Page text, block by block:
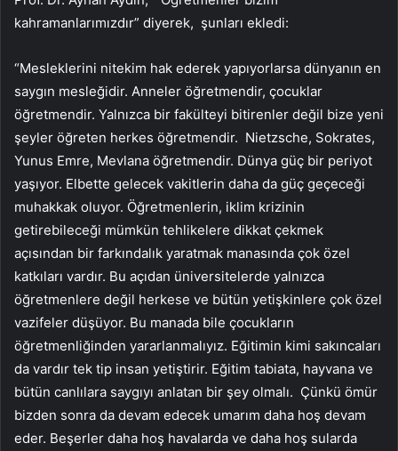
kahramanlarımızdır” diyerek, şunları ekledi:
“Mesleklerini nitekim hak ederek yapıyorlarsa dünyanın en
saygın mesleğidir. Anneler öğretmendir, çocuklar
öğretmendir. Yalnızca bir fakülteyi bitirenler değil bize yeni
şeyler öğreten herkes öğretmendir. Nietzsche, Sokrates,
Yunus Emre, Mevlana öğretmendir. Dünya güç bir periyot
yaşıyor. Elbette gelecek vakitlerin daha da güç geçeceği
muhakkak oluyor. Öğretmenlerin, iklim krizinin
getirebileceği mümkün tehlikelere dikkat çekmek
açısından bir farkındalık yaratmak manasında çok özel
katkıları vardır. Bu açıdan üniversitelerde yalnızca
öğretmenlere değil herkese ve bütün yetişkinlere çok özel
vazifeler düşüyor. Bu manada bile çocukların
öğretmenliğinden yararlanmalıyız. Eğitimin kimi sakıncaları
da vardır tek tip insan yetiştirir. Eğitim tabiata, hayvana ve
bütün canlılara saygıyı anlatan bir şey olmalı. Çünkü ömür
bizden sonra da devam edecek umarım daha hoş devam
eder. Beşerler daha hoş havalarda ve daha hoş sularda